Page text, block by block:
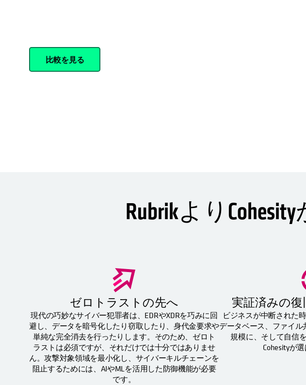
比較を見る
Rubrikより
ゼロトラストの先へ
現代の巧妙なサイバー犯罪者は、EDRやXDRを巧みに回
避し、データを暗号化したり窃取したり、身代金要求や
単純な完全消去を行ったりします。そのため、ゼロト
ラストは必須ですが、それだけでは十分ではありませ
ん。攻撃対象領域を最小化し、サイバーキルチェーンを
阻止するためには、AIやMLを活用した防御機能が必要
です。
実証済みの
ビジネスが中断された
データベース、ファイ
規模に、そして自信
Cohesityが